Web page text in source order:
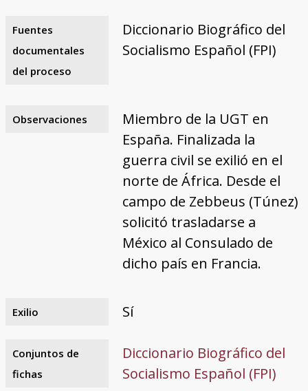
Fuentes
documentales
del proceso
Diccionario Biográfico del
Socialismo Español (FPI)
Observaciones
Miembro de la UGT en
España. Finalizada la
guerra civil se exilió en el
norte de África. Desde el
campo de Zebbeus (Túnez)
solicitó trasladarse a
México al Consulado de
dicho país en Francia.
Exilio Sí
Conjuntos de
fichas
Diccionario Biográfico del
Socialismo Español (FPI)